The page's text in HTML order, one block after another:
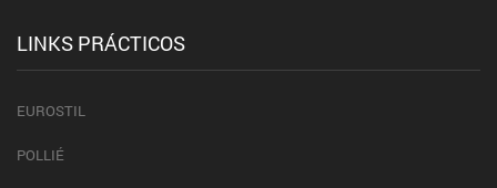
LINKS PRÁCTICOS
EUROSTIL
POLLIÉ